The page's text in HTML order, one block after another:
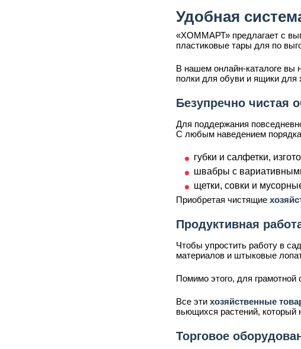
Удобная
«ХОММАРТ» предлагает с
пластиковые тары для по
В нашем онлайн-каталоге вы
полки для обуви и ящики для
Безупречно чистая
Для поддержания
С любым наведением порядка
губки и салфетки,
швабры с
щетки, совки и
Приобретая чистящие
Продуктивная
Чтобы упростить работу в
материалов и штыковые
Помимо этого, для
Все эти хозяйственные
вьющихся растений, который
Торговое